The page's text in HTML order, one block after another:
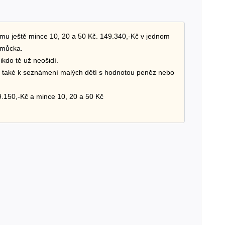
ještě mince 10, 20 a 50 Kč. 149.340,-Kč v jednom
tě už neošidí.
k seznámení malých dětí s hodnotou peněz nebo
Kč a mince 10, 20 a 50 Kč